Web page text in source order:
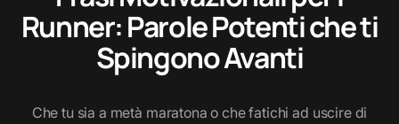
Runner: Parole Potenti che ti
Spingono Avanti
Che tu sia a metà maratona o che fatichi ad uscire di